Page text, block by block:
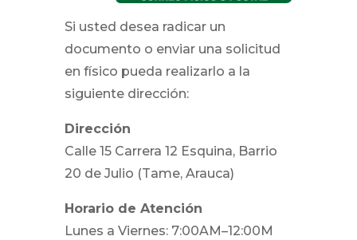
Si usted desea radicar un
documento o enviar una solicitud
en físico pueda realizarlo a la
siguiente dirección:
Dirección
Calle 15 Carrera 12 Esquina, Barrio
20 de Julio (Tame, Arauca)
Horario de Atención
Lunes a Viernes: 7:00AM–12:00M